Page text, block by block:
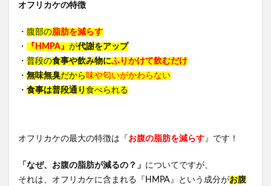
オフリカケの特徴
・ 腹部の脂肪を減らす
・
『HMPA』 が代謝をアップ
・ 普段の食事や飲み物にふりかけて飲むだけ
・ 無味無臭だから味や匂いがかわらない
・ 食事は普段通り 食べられる
オフリカケの最大の特徴は『 お腹の脂肪を減らす』です！
「なぜ、お腹の脂肪が減るの？」 についてですが、
それは、オフリカケに含まれる『HMPA』という成分がお腹